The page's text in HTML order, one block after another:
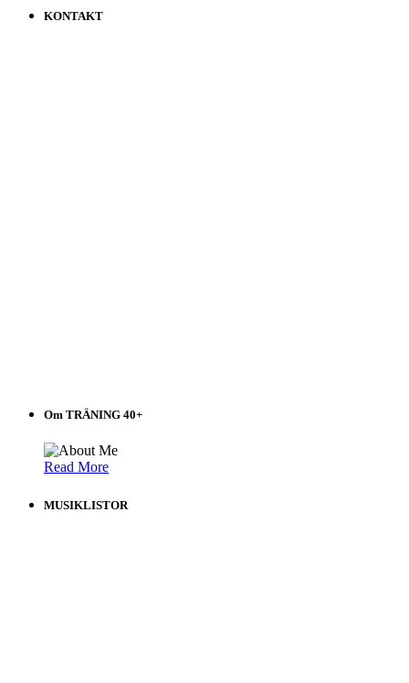
på
KONTAKT
Om TRÄNING 40+
Read More
MUSIKLISTOR